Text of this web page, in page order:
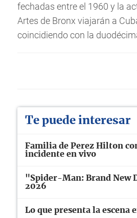
fechadas entre el 1960 y la
Artes de Bronx viajarán a
coincidiendo con la
Te puede interesar
Familia de Perez Hilton
incidente en vivo
"Spider-Man: Brand New
2026
Lo que presenta la escena